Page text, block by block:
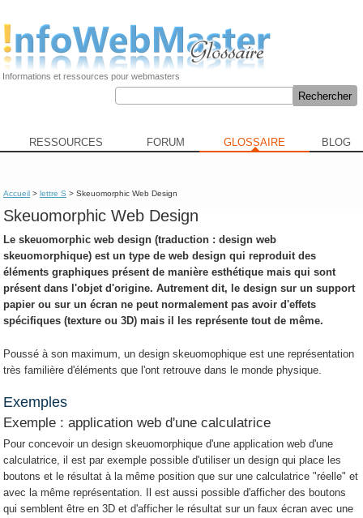
Informations et ressources pour webmasters
RESSOURCES FORUM GLOSSAIRE BLOG
Accueil >lettre S > Skeuomorphic Web Design
Skeuomorphic Web Design
Leskeuomorphic web design (traduction : design web
skeuomorphique) est un type de web design qui reproduit des
éléments graphiques présent de manière esthétique mais qui sont
présent dans l'objet d'origine. Autrement dit, le design sur un support
papier ou sur un écran ne peut normalement pas avoir d'effets
spécifiques (texture ou 3D) mais il les représente tout de même.
Poussé à son maximum, un design skeuomophique est une représentation
très familière d'éléments que l'ont retrouve dans le monde physique.
Exemples
Exemple : application web d'une calculatrice
Pour concevoir un design skeuomorphique d'une application web d'une
calculatrice, il est par exemple possible d'utiliser un design qui place les
boutons et le résultat à la même position que sur une calculatrice "réelle" et
avec la même représentation. Il est aussi possible d'afficher des boutons
qui semblent être en 3D et d'afficher le résultat sur un faux écran avec une